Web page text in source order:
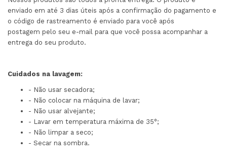
enviado em até 3 dias úteis após a confirmação do pagamento e
o código de rastreamento é enviado para você após
postagem pelo seu e-mail para que você possa acompanhar a
entrega do seu produto.
Cuidados na lavagem:
- Não usar secadora;
- Não colocar na máquina de lavar;
- Não usar alvejante;
- Lavar em temperatura máxima de 35°;
- Não limpar a seco;
- Secar na sombra.